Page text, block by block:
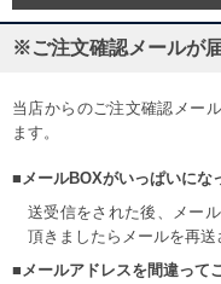
※ご注文確認メールが
当店からのご注文確認メー
ます。
■メールBOXがいっぱいにな
送受信をされた後、メー
頂きましたらメールを再送
■メールアドレスを間違って